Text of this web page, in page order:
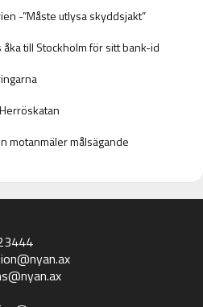
-”Måste utlysa skyddsjakt”
till Stockholm för sitt bank-id
motanmäler målsägande